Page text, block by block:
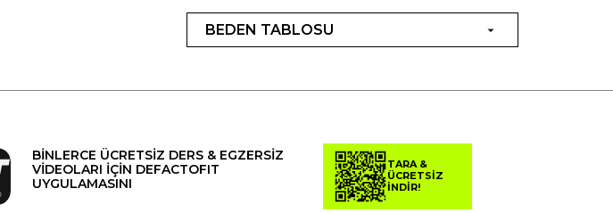
BEDEN TABLOSU
BİNLERCE ÜCRETSİZ DERS & EGZERSİZ
VİDEOLARI İÇİN DEFACTOFIT
UYGULAMASINI
TARA &
ÜCRETSİZ
İNDİR!